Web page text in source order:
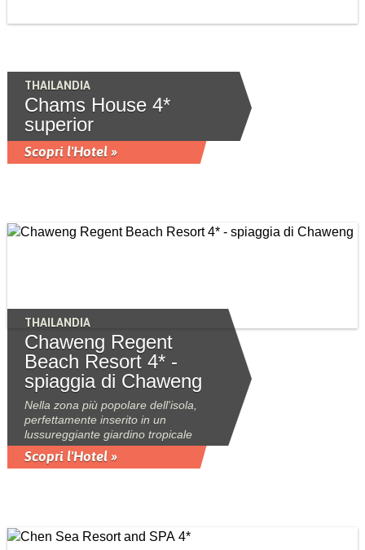
THAILANDIA
Chams House 4*
superior
Scopri l'Hotel »
THAILANDIA
Chaweng Regent
Beach Resort 4* -
spiaggia di Chaweng
Nella zona più popolare dell'isola,
perfettamente inserito in un
lussureggiante giardino tropicale
Scopri l'Hotel »